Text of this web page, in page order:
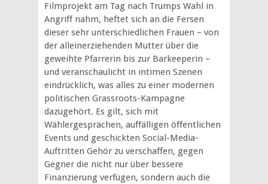
Filmprojekt am Tag nach Trumps Wahl in
Angriff nahm, heftet sich an die Fersen
dieser sehr unterschiedlichen Frauen – von
der alleinerziehenden Mutter über die
geweihte Pfarrerin bis zur Barkeeperin –
und veranschaulicht in intimen Szenen
eindrücklich, was alles zu einer modernen
politischen Grassroots-Kampagne
dazugehört. Es gilt, sich mit
Wählergesprächen, auffälligen öffentlichen
Events und geschickten Social-Media-
Auftritten Gehör zu verschaffen, gegen
Gegner die nicht nur über bessere
Finanzierung verfügen, sondern auch die